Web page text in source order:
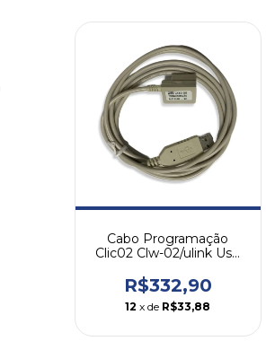
Cabo Programação
Clic02 Clw-02/ulink Usb
R$332,90
12 x de R$33,88